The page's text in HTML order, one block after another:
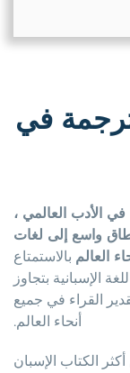
ترجمة في
الأدب العالمي ،
واسع إلى لغات
العالمبالاستمتاع
الإسبانية بتجاوز
القراء في جميع
أنحاء العالم.
الكتاب الإسبان